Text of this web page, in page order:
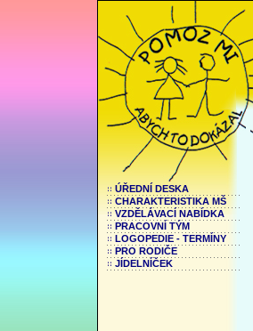
ÚŘEDNÍ DESKA
CHARAKTERISTIKA MŠ
VZDĚLÁVACÍ NABÍDKA
PRACOVNÍ TÝM
LOGOPEDIE - TERMÍNY
PRO RODIČE
JÍDELNÍČEK